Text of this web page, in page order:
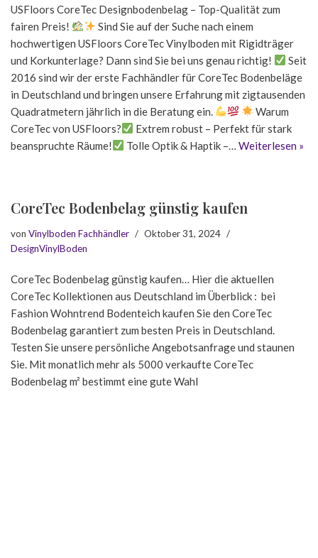
USFloors CoreTec Designbodenbelag – Top-Qualität zum
fairen Preis!
Sind Sie auf der Suche nach einem
hochwertigen USFloors CoreTec Vinylboden mit Rigidträger
und Korkunterlage? Dann sind Sie bei uns genau richtig!
Seit
2016 sind wir der erste Fachhändler für CoreTec Bodenbeläge
in Deutschland und bringen unsere Erfahrung mit zigtausenden
Quadratmetern jährlich in die Beratung ein.
Warum
CoreTec von USFloors?
Extrem robust – Perfekt für stark
beanspruchte Räume!
Tolle Optik & Haptik –…Weiterlesen »
CoreTec Bodenbelag günstig kaufen
von Vinylboden Fachhändler
Oktober 31, 2024
DesignVinylBoden
CoreTec Bodenbelag günstig kaufen… Hier die aktuellen
CoreTec Kollektionen aus Deutschland im Überblick : bei
Fashion Wohntrend Bodenteich kaufen Sie den CoreTec
Bodenbelag garantiert zum besten Preis in Deutschland.
Testen Sie unsere persönliche Angebotsanfrage und staunen
Sie. Mit monatlich mehr als 5000 verkaufte CoreTec
Bodenbelag m² bestimmt eine gute Wahl